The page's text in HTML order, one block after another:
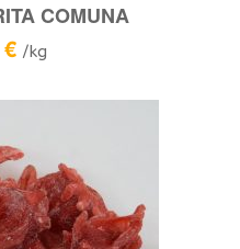
COMUNA
€/kg